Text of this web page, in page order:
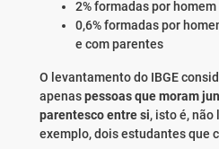
2% formadas por
0,6% formadas por
e com parentes
O levantamento do IBGE
apenaspessoas que moram
parentesco entre si, isto é, não
exemplo, dois estudantes que